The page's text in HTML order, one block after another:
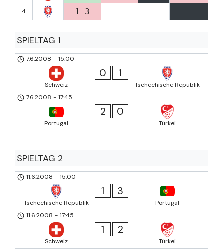
4 1–3
SPIELTAG 1
7.6.2008 - 15:00
Schweiz
0 1
Tschechische Republik
7.6.2008 - 17:45
Portugal
2 0
Türkei
SPIELTAG 2
11.6.2008 - 15:00
Tschechische Republik
1 3
Portugal
11.6.2008 - 17:45
Schweiz
1 2
Türkei